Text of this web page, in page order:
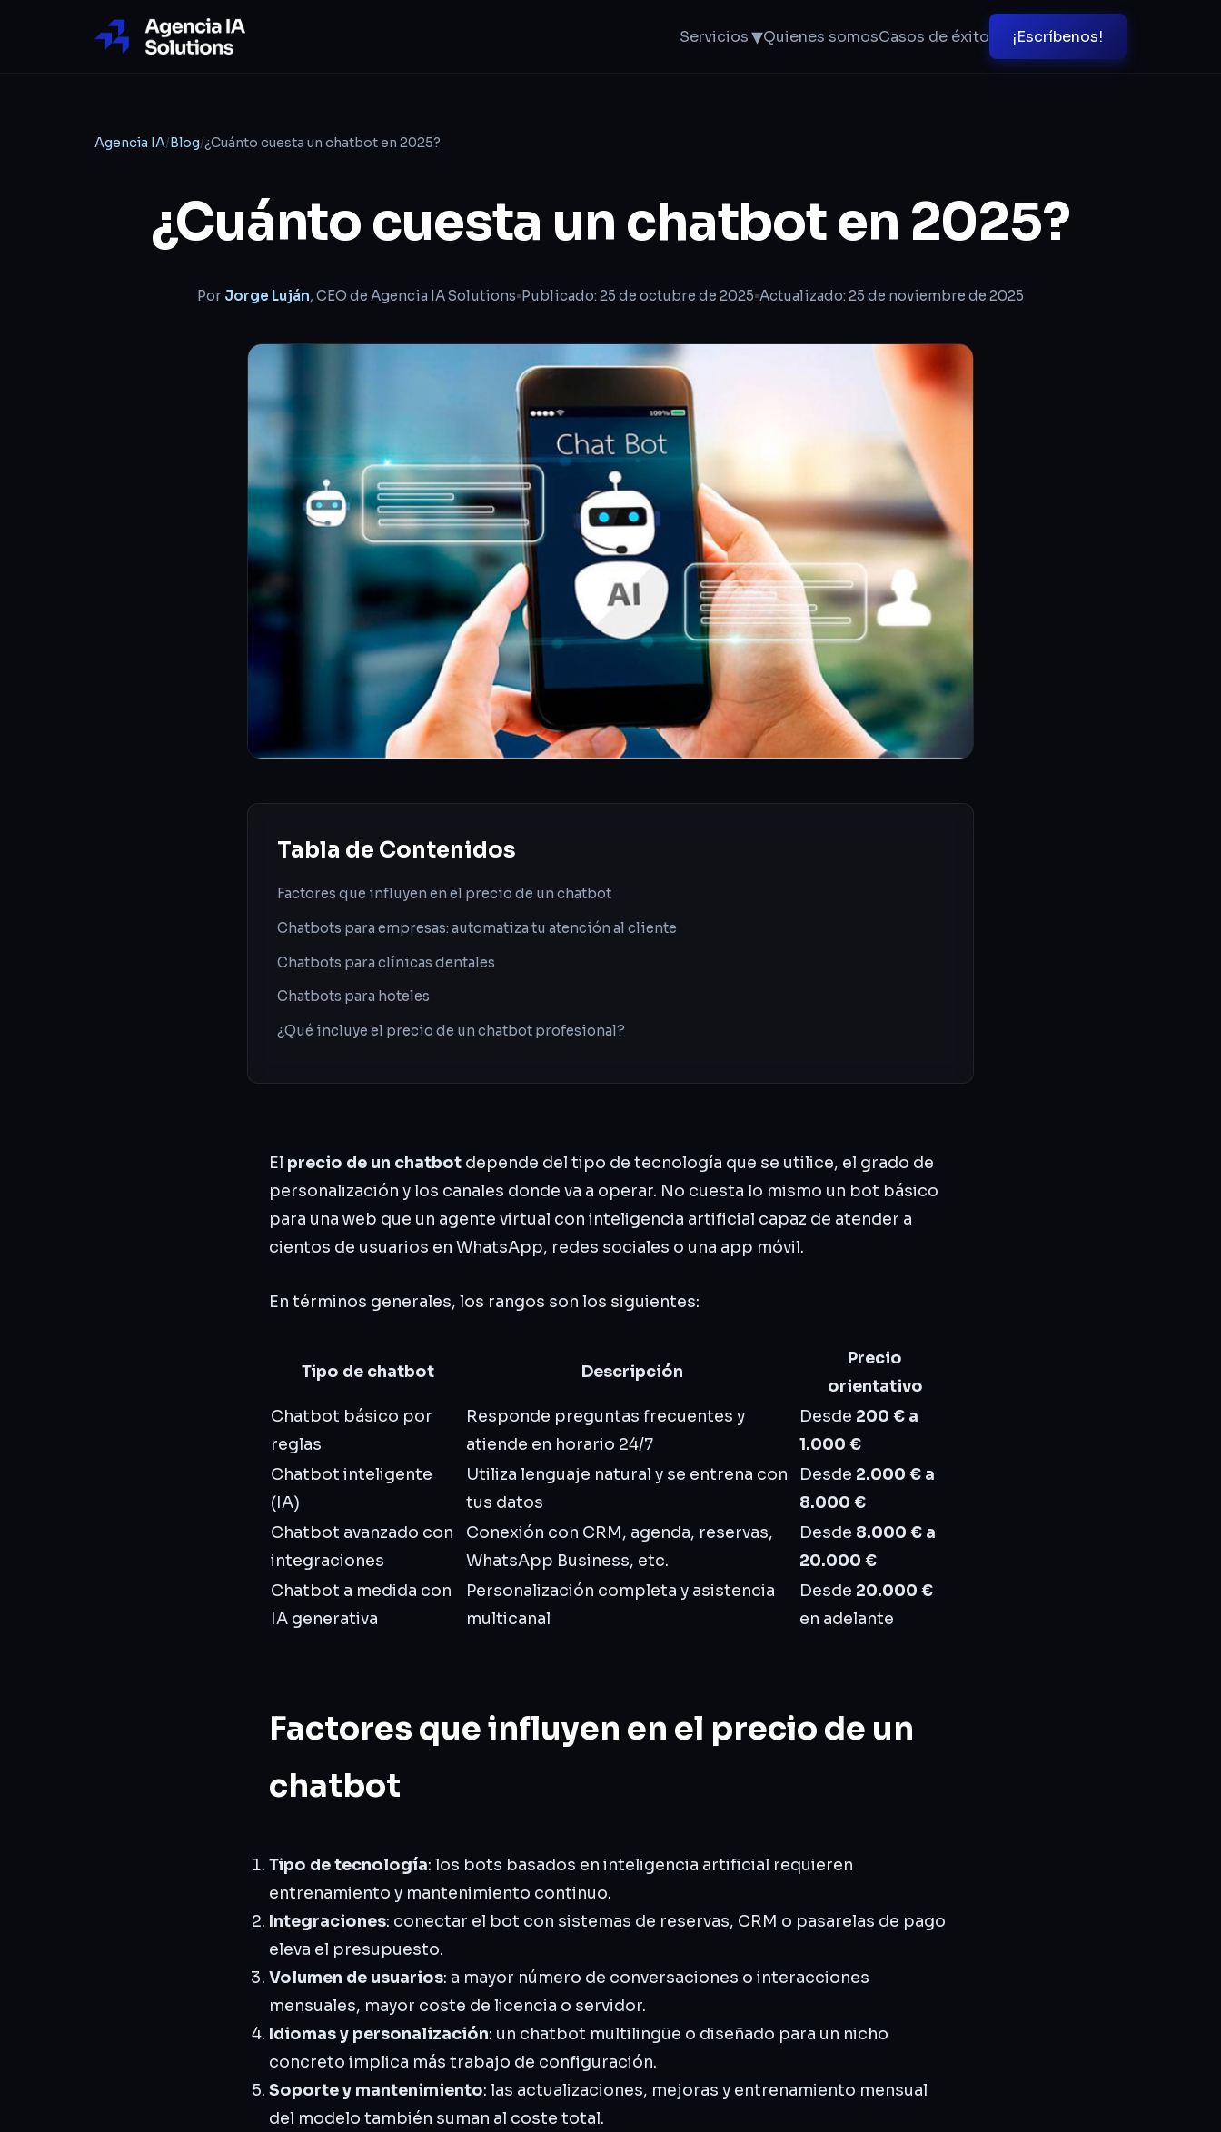
Servicios▾Quienes somosCasos de éxito ¡Escríbenos!
Agencia IA/Blog/¿Cuánto cuesta un chatbot en 2025?
¿Cuánto cuesta un chatbot en 2025?
Por Jorge Luján, CEO de Agencia IA Solutions•Publicado: 25 de octubre de 2025•Actualizado: 25 de noviembre de 2025
Tabla de Contenidos
Factores que influyen en el precio de un chatbot
Chatbots para empresas: automatiza tu atención al cliente
Chatbots para clínicas dentales
Chatbots para hoteles
¿Qué incluye el precio de un chatbot profesional?
El precio de un chatbot depende del tipo de tecnología que se utilice, el grado de
personalización y los canales donde va a operar. No cuesta lo mismo un bot básico
para una web que un agente virtual con inteligencia artificial capaz de atender a
cientos de usuarios en WhatsApp, redes sociales o una app móvil.
En términos generales, los rangos son los siguientes:
Tipo de chatbot Descripción
Precio
orientativo
Chatbot básico por
reglas
Responde preguntas frecuentes y
atiende en horario 24/7
Desde 200 € a
1.000 €
Chatbot inteligente
(IA)
Utiliza lenguaje natural y se entrena con
tus datos
Desde 2.000 € a
8.000 €
Chatbot avanzado con
integraciones
Conexión con CRM, agenda, reservas,
WhatsApp Business, etc.
Desde 8.000 € a
20.000 €
Chatbot a medida con
IA generativa
Personalización completa y asistencia
multicanal
Desde 20.000 €
en adelante
Factores que influyen en el precio de un
chatbot
Tipo de tecnología: los bots basados en inteligencia artificial requieren
entrenamiento y mantenimiento continuo.
Integraciones: conectar el bot con sistemas de reservas, CRM o pasarelas de pago
eleva el presupuesto.
Volumen de usuarios: a mayor número de conversaciones o interacciones
mensuales, mayor coste de licencia o servidor.
Idiomas y personalización: un chatbot multilingüe o diseñado para un nicho
concreto implica más trabajo de configuración.
Soporte y mantenimiento: las actualizaciones, mejoras y entrenamiento mensual
del modelo también suman al coste total.